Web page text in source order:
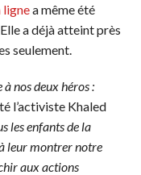
lignea même été
a déjà atteint près
seulement.
nos deux héros :
l’activiste Khaled
les enfants de la
leur montrer notre
aux actions